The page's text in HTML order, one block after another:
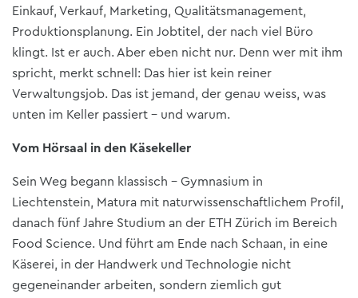
Einkauf, Verkauf, Marketing, Qualitätsmanagement,
Produktionsplanung. Ein Jobtitel, der nach viel Büro
klingt. Ist er auch. Aber eben nicht nur. Denn wer mit ihm
spricht, merkt schnell: Das hier ist kein reiner
Verwaltungsjob. Das ist jemand, der genau weiss, was
unten im Keller passiert – und warum.
Vom Hörsaal in den Käsekeller
Sein Weg begann klassisch – Gymnasium in
Liechtenstein, Matura mit naturwissenschaftlichem Profil,
danach fünf Jahre Studium an der ETH Zürich im Bereich
Food Science. Und führt am Ende nach Schaan, in eine
Käserei, in der Handwerk und Technologie nicht
gegeneinander arbeiten, sondern ziemlich gut